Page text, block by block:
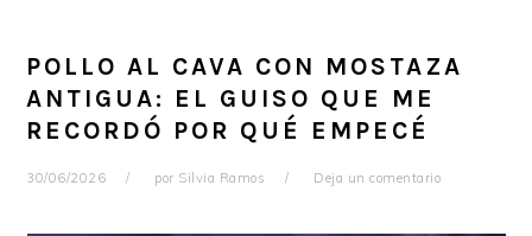
POLLO AL CAVA CON MOSTAZA
ANTIGUA: EL GUISO QUE ME
RECORDÓ POR QUÉ EMPECÉ
30/06/2026 por Silvia Ramos Deja un comentario